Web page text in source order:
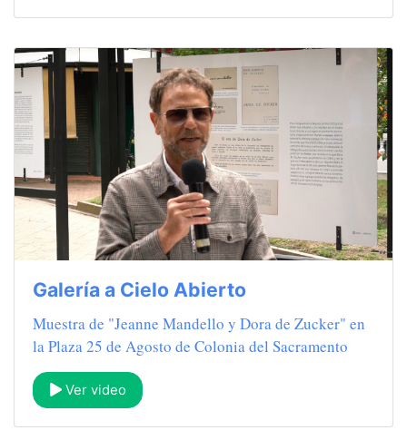
Galería a Cielo Abierto
Muestra de "Jeanne Mandello y Dora de Zucker" en
la Plaza 25 de Agosto de Colonia del Sacramento
Ver video